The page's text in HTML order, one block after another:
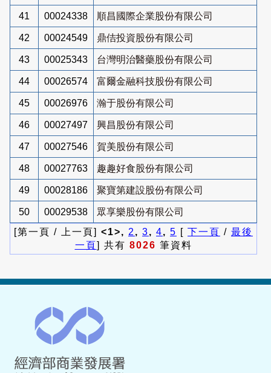
41 00024338 順昌國際企業股份有限公司
42 00024549 鼎佶投資股份有限公司
43 00025343 台灣明治醫藥股份有限公司
44 00026574 富爾金融科技股份有限公司
45 00026976 瀚于股份有限公司
46 00027497 興昌股份有限公司
47 00027546 賀美股份有限公司
48 00027763 趣趣好食股份有限公司
49 00028186 聚寶第建設股份有限公司
50 00029538
眾享樂股份有限公司
[第一頁 / 上一頁] <1>, 2 , 3, 4, 5 [ 下一頁 / 最後
一頁] 共有 8026 筆資料